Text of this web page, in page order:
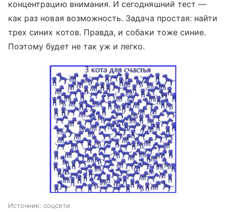
концентрацию внимания. И сегодняшний тест —
как раз новая возможность. Задача простая: найти
трех синих котов. Правда, и собаки тоже синие.
Поэтому будет не так уж и легко.
Источник: соцсети